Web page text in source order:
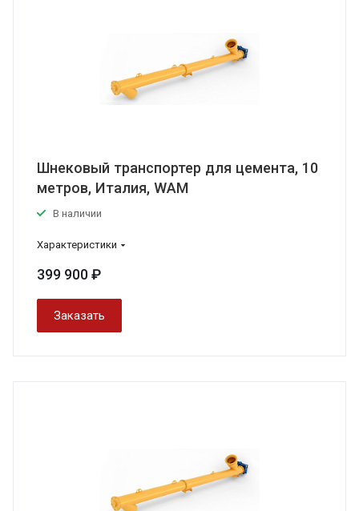
Шнековый транспортер для цемента, 10
метров, Италия, WAM
В наличии
Характеристики
399 900 ₽
Заказать